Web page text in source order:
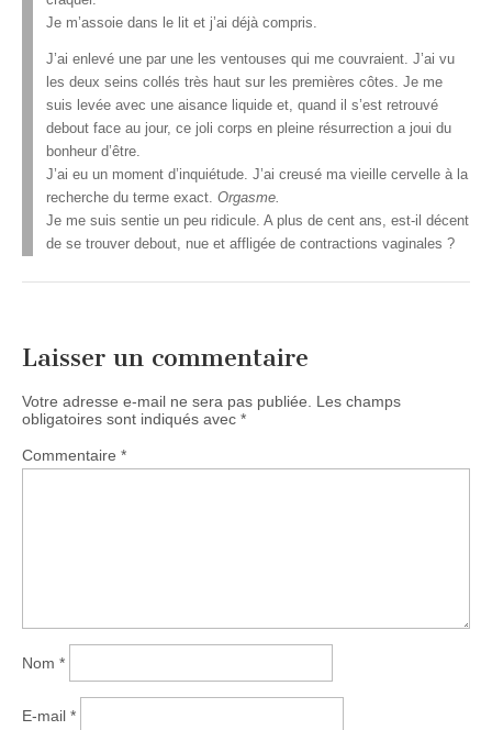
Je m’assoie dans le lit et j’ai déjà compris.
J’ai enlevé une par une les ventouses qui me couvraient. J’ai vu
les deux seins collés très haut sur les premières côtes. Je me
suis levée avec une aisance liquide et, quand il s’est retrouvé
debout face au jour, ce joli corps en pleine résurrection a joui du
bonheur d’être.
J’ai eu un moment d’inquiétude. J’ai creusé ma vieille cervelle à la
recherche du terme exact. Orgasme.
Je me suis sentie un peu ridicule. A plus de cent ans, est-il décent
de se trouver debout, nue et affligée de contractions vaginales ?
Laisser un commentaire
Votre adresse e-mail ne sera pas publiée.
Les champs
obligatoires sont indiqués avec *
Commentaire *
Nom *
E-mail *